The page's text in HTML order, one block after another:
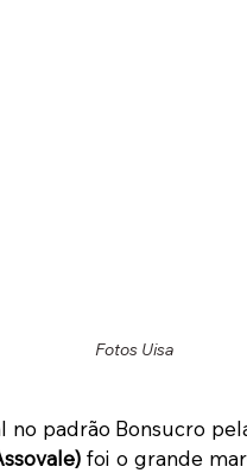
Fotos Uisa
no padrão Bonsucro
foi o grande